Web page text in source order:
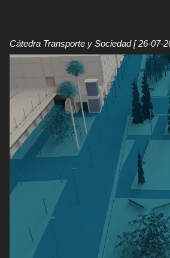
Cátedra Transporte y Sociedad[ 26-07-